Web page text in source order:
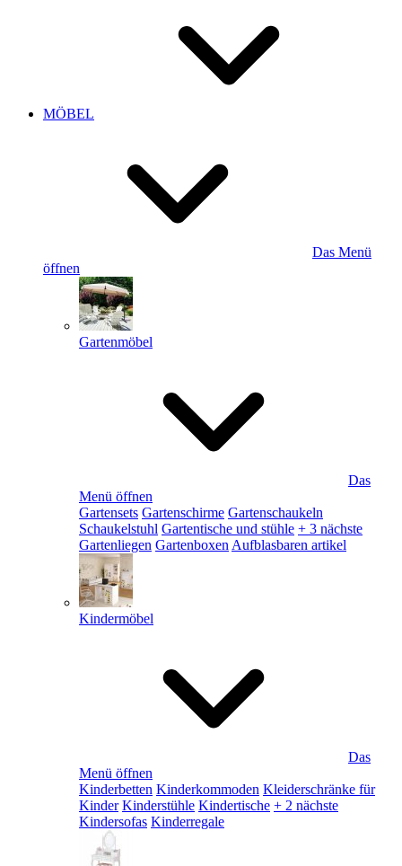
MÖBEL
Das Menü
öffnen
Gartenmöbel
Das
Menü öffnen
Gartensets Gartenschirme Gartenschaukeln
Schaukelstuhl Gartentische und stühle + 3 nächste
Gartenliegen Gartenboxen Aufblasbaren artikel
Kindermöbel
Das
Menü öffnen
Kinderbetten Kinderkommoden Kleiderschränke für
Kinder Kinderstühle Kindertische + 2 nächste
Kindersofas Kinderregale